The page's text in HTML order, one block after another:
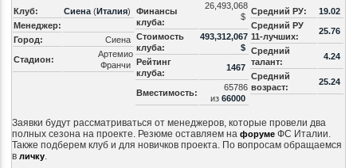
Клуб: Сиена(Италия)
Менеджер:
Город:
Сиена
Стадион:
Артемио
Франчи
Финансы
клуба:
26,493,068
$
Стоимость
клуба:
493,312,067
$
Рейтинг
клуба:
1467
Вместимость:
65786
из 66000
Средний РУ:
19.02
Средний РУ
11-лучших:
25.76
Средний
талант:
4.24
Средний
возраст:
25.24
Заявки будут рассматриваться от менеджеров, которые провели два
полных сезона на проекте. Резюме оставляем на форумеФС Италии.
Также подберем клуб и для новичков проекта. По вопросам обращаемся
в личку.